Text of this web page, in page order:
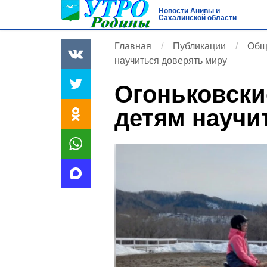
Новости Анивы и
Сахалинской области
Главная Публикации
научиться доверять миру
детям